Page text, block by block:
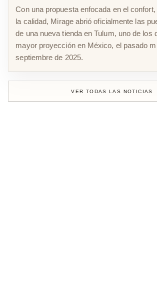
Con una propuesta enfocada en el
la calidad, Mirage abrió oficialmente las
de una nueva tienda en Tulum, uno de los
mayor proyección en México, el pasado
septiembre de 2025.
VER TODAS LAS NOTICIAS